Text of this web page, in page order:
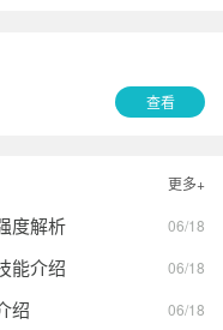
查看
更多+
度解析 06/18
能介绍 06/18
绍 06/18